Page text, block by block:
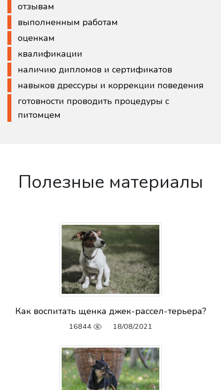
отзывам
выполненным работам
оценкам
квалификации
наличию дипломов и сертификатов
навыков дрессуры и коррекции поведения
готовности проводить процедуры с
питомцем
Полезные материалы
Как воспитать щенка джек-рассел-терьера?
16844 18/08/2021